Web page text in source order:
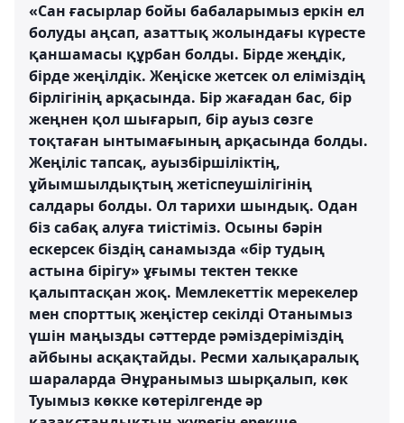
«Сан ғасырлар бойы бабаларымыз еркін ел
болуды аңсап, азаттық жолындағы күресте
қаншамасы құрбан болды. Бірде жеңдік,
бірде жеңілдік. Жеңіске жетсек ол еліміздің
бірлігінің арқасында. Бір жағадан бас, бір
жеңнен қол шығарып, бір ауыз сөзге
тоқтаған ынтымағының арқасында болды.
Жеңіліс тапсақ, ауызбіршіліктің,
ұйымшылдықтың жетіспеушілігінің
салдары болды. Ол тарихи шындық. Одан
біз сабақ алуға тиістіміз. Осыны бәрін
ескерсек бiздiң санамызда «бiр тудың
астына бiрiгу» ұғымы тектен текке
қалыптасқан жоқ. Мемлекеттiк мерекелер
мен спорттық жеңiстер секiлдi Отанымыз
үшiн маңызды сәттерде рәмiздеріміздің
айбыны асқақтайды. Ресми халықаралық
шараларда Әнұранымыз шырқалып, көк
Туымыз көкке көтерiлгенде әр